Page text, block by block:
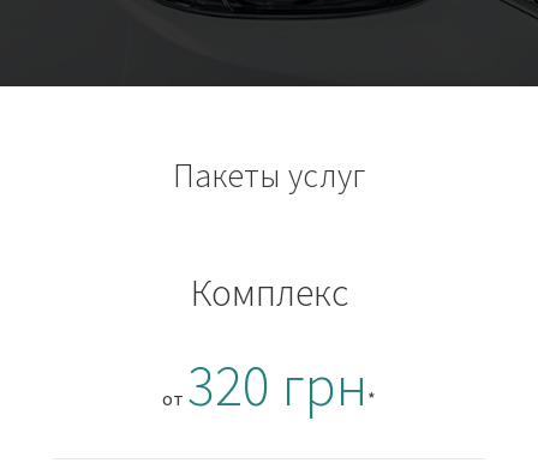
Пакеты услуг
Комплекс
от 320 грн *